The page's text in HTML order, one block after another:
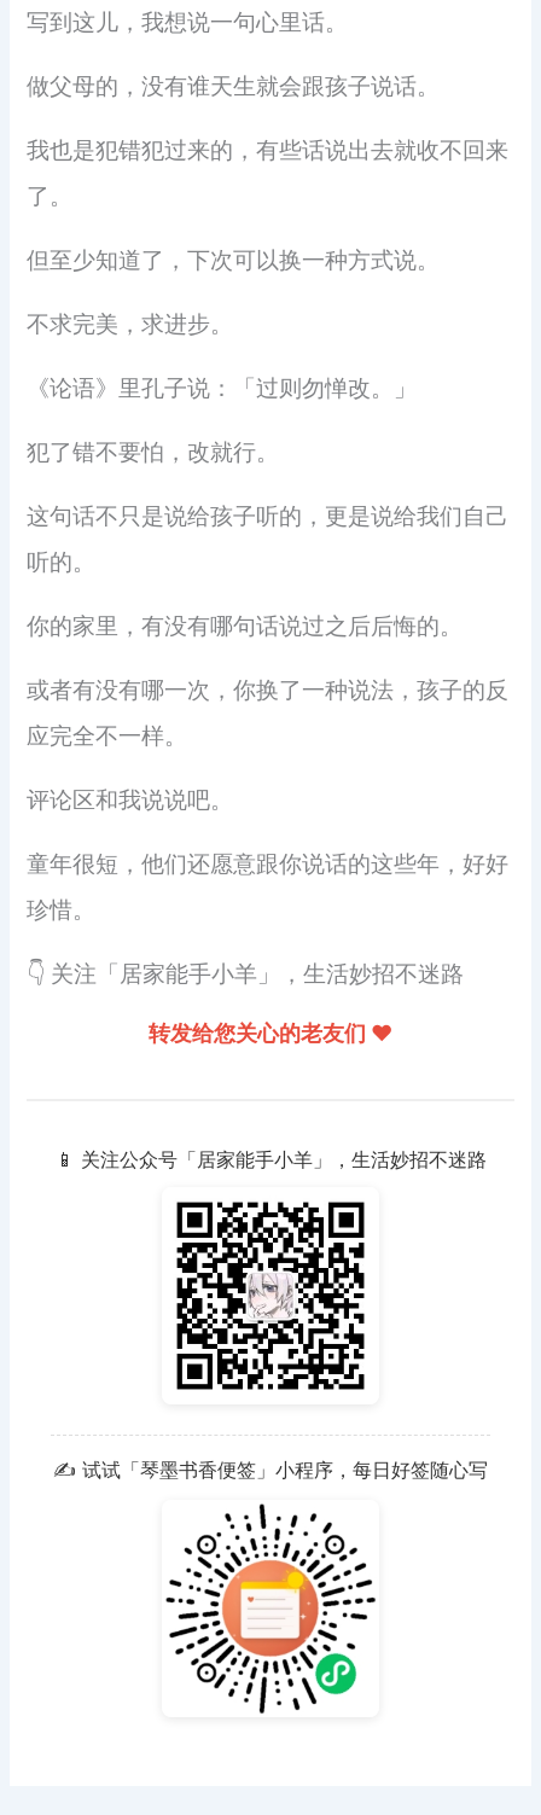
写到这儿，我想说一句心里话。
做父母的，没有谁天生就会跟孩子说话。
我也是犯错犯过来的，有些话说出去就收不回来
了。
但至少知道了，下次可以换一种方式说。
不求完美，求进步。
《论语》里孔子说：「过则勿惮改。」
犯了错不要怕，改就行。
这句话不只是说给孩子听的，更是说给我们自己
听的。
你的家里，有没有哪句话说过之后后悔的。
或者有没有哪一次，你换了一种说法，孩子的反
应完全不一样。
评论区和我说说吧。
童年很短，他们还愿意跟你说话的这些年，好好
珍惜。
👇 关注「居家能手小羊」，生活妙招不迷路
转发给您关心的老友们 ❤️
📱 关注公众号「居家能手小羊」，生活妙招不迷路
✍️ 试试「琴墨书香便签」小程序，每日好签随心写